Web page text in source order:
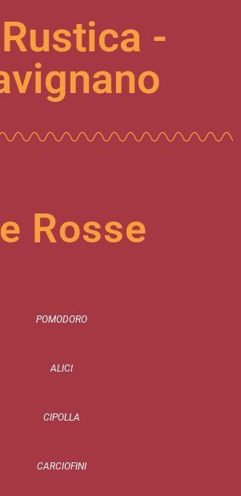
-
Rosse
POMODORO
ALICI
CIPOLLA
CARCIOFINI